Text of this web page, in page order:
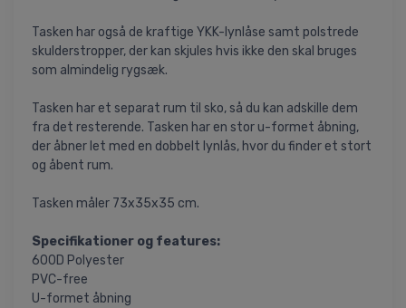
Tasken har også de kraftige YKK-lynlåse samt polstrede
skulderstropper, der kan skjules hvis ikke den skal bruges
som almindelig rygsæk.
Tasken har et separat rum til sko, så du kan adskille dem
fra det resterende. Tasken har en stor u-formet åbning,
der åbner let med en dobbelt lynlås, hvor du finder et stort
og åbent rum.
Tasken måler 73x35x35 cm.
Specifikationer og features:
600D Polyester
PVC-free
U-formet åbning